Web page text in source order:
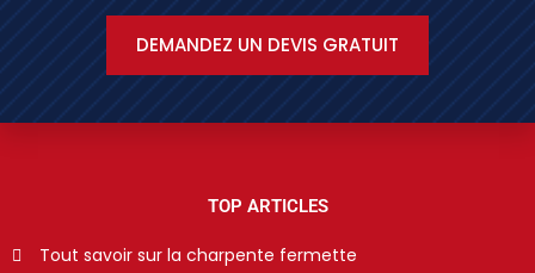
DEMANDEZ UN DEVIS GRATUIT
TOP ARTICLES
Tout savoir sur la charpente fermette